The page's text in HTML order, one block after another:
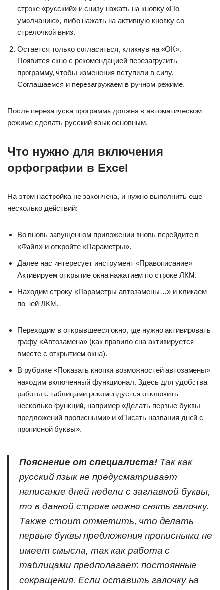
строке «русский» и снизу нажать на кнопку «По
умолчанию», либо нажать на активную кнопку со
стрелочкой вниз.
Остается только согласиться, кликнув на «ОК».
Появится окно с рекомендацией перезагрузить
программу, чтобы изменения вступили в силу.
Соглашаемся и перезагружаем в ручном режиме.
После перезапуска программа должна в автоматическом
режиме сделать русский язык основным.
Что нужно для включения
орфографии в Excel
На этом настройка не закончена, и нужно выполнить еще
несколько действий:
Во вновь запущенном приложении вновь перейдите в
«Файл» и откройте «Параметры».
Далее нас интересует инструмент «Правописание».
Активируем открытие окна нажатием по строке ЛКМ.
Находим строку «Параметры автозамены…» и кликаем
по ней ЛКМ.
Переходим в открывшееся окно, где нужно активировать
графу «Автозамена» (как правило она активируется
вместе с открытием окна).
В рубрике «Показать кнопки возможностей автозамены»
находим включенный функционал. Здесь для удобства
работы с таблицами рекомендуется отключить
несколько функций, например «Делать первые буквы
предложений прописными» и «Писать названия дней с
прописной буквы».
Пояснение от специалиста! Так как
русский язык не предусматривает
написание дней недели с заглавной буквы,
то в данной строке можно снять галочку.
Также стоит отметить, что делать
первые буквы предложения прописными не
имеет смысла, так как работа с
таблицами предполагает постоянные
сокращения. Если оставить галочку на